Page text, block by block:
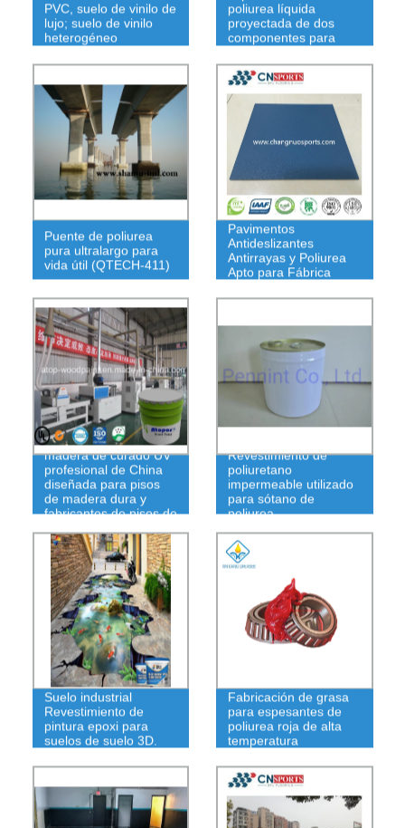
PVC, suelo de vinilo de
lujo; suelo de vinilo
heterogéneo
poliurea líquida
proyectada de dos
componentes para
Puente de poliurea
pura ultralargo para
vida útil (QTECH-411)
Pavimentos
Antideslizantes
Antirrayas y Poliurea
Apto para Fábrica
Pintura para pisos de
madera de curado UV
profesional de China
diseñada para pisos
de madera dura y
fabricantes de pisos de
Revestimiento de
poliuretano
impermeable utilizado
para sótano de
poliurea
Suelo industrial
Revestimiento de
pintura epoxi para
suelos de suelo 3D.
Fabricación de grasa
para espesantes de
poliurea roja de alta
temperatura